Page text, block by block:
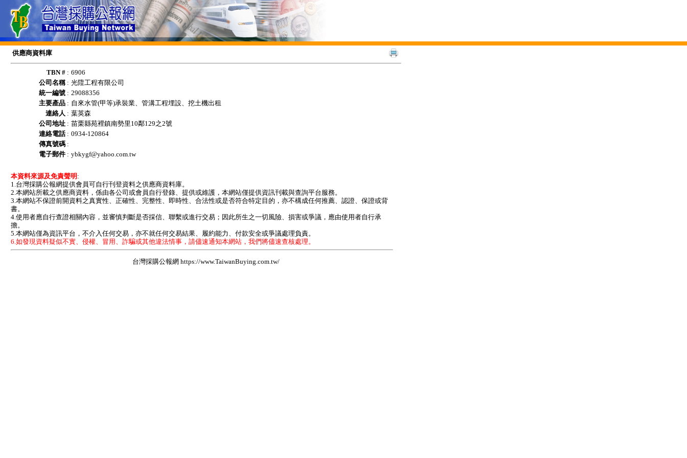
供應商資料庫
TBN # : 6906
公司名稱: 光陞工程有限公司
統一編號 : 29088356
主要產品 : 自來水管(甲等)承裝業、管溝工程埋設、挖土機出租
連絡人 : 葉英森
公司地址 : 苗栗縣苑裡鎮南勢里10鄰129之2號
連絡電話: 0934-120864
傳真號碼 :
電子郵件 : ybkygf@yahoo.com.tw
本資料來源及免責聲明 :
1.台灣採購公報網提供會員可自行刊登資料之供應商資料庫。
2.本網站所載之供應商資料，係由各公司或會員自行登錄、提供或維護，本網站僅提供資訊刊載與查詢平台服務。
3.本網站不保證前開資料之真實性、正確性、完整性、即時性、合法性或是否符合特定目的，亦不構成任何推薦、認證、保證或背
書。
4.使用者應自行查證相關內容，並審慎判斷是否採信、聯繫或進行交易；因此所生之一切風險、損害或爭議，應由使用者自行承
擔。
5.本網站僅為資訊平台，不介入任何交易，亦不就任何交易結果、履約能力、付款安全或爭議處理負責。
6.如發現資料疑似不實、侵權、冒用、詐騙或其他違法情事，請儘速通知本網站，我們將儘速查核處理。
台灣採購公報網 https://www.TaiwanBuying.com.tw/